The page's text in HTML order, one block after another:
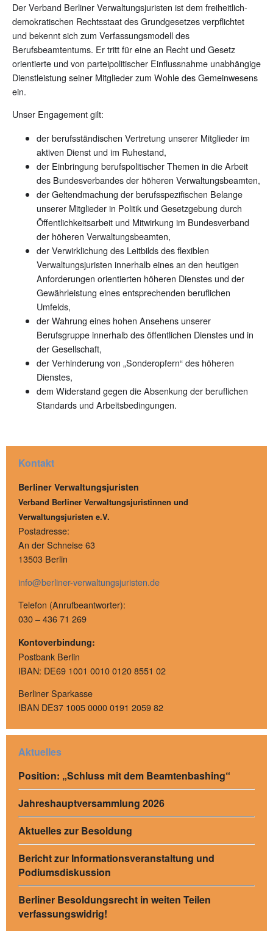
Kontakt
Berliner Verwaltungsjuristen
Verband Berliner Verwaltungsjuristinnen und
Verwaltungsjuristen e.V.
Postadresse:
An der Schneise 63
13503 Berlin
info@berliner-verwaltungsjuristen.de
Telefon (Anrufbeantworter):
030 – 436 71 269
Kontoverbindung:
Postbank Berlin
IBAN: DE69 1001 0010 0120 8551 02
Berliner Sparkasse
IBAN DE37 1005 0000 0191 2059 82
Aktuelles
Position: „Schluss mit dem Beamtenbashing“
Jahreshauptversammlung 2026
Aktuelles zur Besoldung
Bericht zur Informationsveranstaltung und
Podiumsdiskussion
Berliner Besoldungsrecht in weiten Teilen
verfassungswidrig!
Der Verband Berliner Verwaltungsjuristen ist dem freiheitlich-
demokratischen Rechtsstaat des Grundgesetzes verpflichtet
und bekennt sich zum Verfassungsmodell des
Berufsbeamtentums. Er tritt für eine an Recht und Gesetz
orientierte und von parteipolitischer Einflussnahme unabhängige
Dienstleistung seiner Mitglieder zum Wohle des Gemeinwesens
ein.
Unser Engagement gilt:
der berufsständischen Vertretung unserer Mitglieder im
aktiven Dienst und im Ruhestand,
der Einbringung berufspolitischer Themen in die Arbeit
des Bundesverbandes der höheren Verwaltungsbeamten,
der Geltendmachung der berufsspezifischen Belange
unserer Mitglieder in Politik und Gesetzgebung durch
Öffentlichkeitsarbeit und Mitwirkung im Bundesverband
der höheren Verwaltungsbeamten,
der Verwirklichung des Leitbilds des flexiblen
Verwaltungsjuristen innerhalb eines an den heutigen
Anforderungen orientierten höheren Dienstes und der
Gewährleistung eines entsprechenden beruflichen
Umfelds,
der Wahrung eines hohen Ansehens unserer
Berufsgruppe innerhalb des öffentlichen Dienstes und in
der Gesellschaft,
der Verhinderung von „Sonderopfern“ des höheren
Dienstes,
dem Widerstand gegen die Absenkung der beruflichen
Standards und Arbeitsbedingungen.